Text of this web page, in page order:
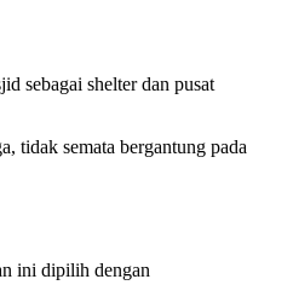
sebagai shelter dan pusat
tidak semata bergantung pada
ini dipilih dengan